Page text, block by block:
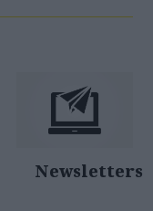
Newsletters